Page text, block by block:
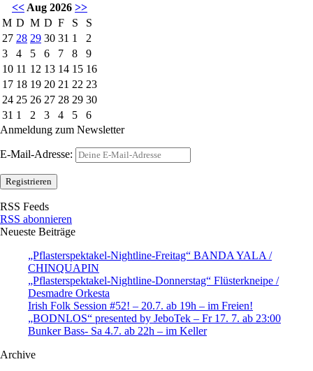
<< Aug 2026 >>
M D M D F S
S
27 28 29 30 31 1
2
3
4 5 6 7 8
9
10 11 12 13 14 15 16
17 18 19 20 21 22 23
24 25 26 27 28 29 30
31 1 2 3 4 5
6
Anmeldung zum Newsletter
E-Mail-Adresse:
RSS Feeds
RSS abonnieren
Neueste Beiträge
„Pflasterspektakel-Nightline-Freitag“ BANDA YALA /
CHINQUAPIN
„Pflasterspektakel-Nightline-Donnerstag“ Flüsterkneipe /
Desmadre Orkesta
Irish Folk Session #52! – 20.7. ab 19h – im Freien!
„BODNLOS“ presented by JeboTek – Fr 17. 7. ab 23:00
Bunker Bass- Sa 4.7. ab 22h – im Keller
Archive